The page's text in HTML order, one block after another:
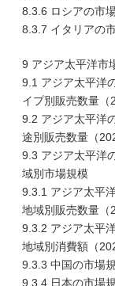
8.3.6 ロシアの市
8.3.7 イタリアの
9 アジア太平洋市
9.1 アジア太平洋
イプ別販売数量（
9.2 アジア太平洋
途別販売数量（
9.3 アジア太平洋
域別市場規模
9.3.1 アジア太平
地域別販売数量（
9.3.2 アジア太平
地域別消費額（
9.3.3 中国の市場
9.3.4 日本の市場